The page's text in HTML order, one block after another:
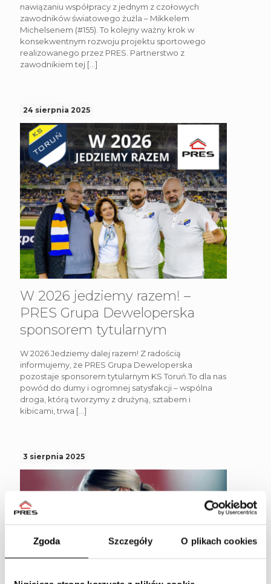
Zgoda Szczegóły O plikach cookies
nawiązaniu współpracy z jednym z czołowych
zawodników światowego żużla – Mikkelem
Michelsenem (#155). To kolejny ważny krok w
konsekwentnym rozwoju projektu sportowego
realizowanego przez PRES. Partnerstwo z
zawodnikiem tej […]
24 sierpnia 2025
W 2026 jedziemy razem! –
PRES Grupa Deweloperska
sponsorem tytularnym
W 2026 Jedziemy dalej razem! Z radością
informujemy, że PRES Grupa Deweloperska
pozostaje sponsorem tytularnym KS Toruń.To dla nas
powód do dumy i ogromnej satysfakcji – wspólna
droga, którą tworzymy z drużyną, sztabem i
kibicami, trwa […]
3 sierpnia 2025